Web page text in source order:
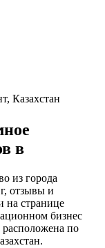
Казахстан
в
из города
отзывы и
на странице
бизнес
расположена по